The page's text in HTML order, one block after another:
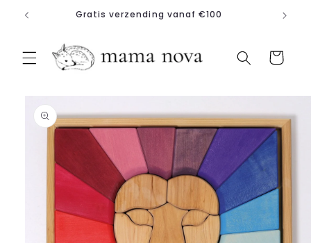
naar de Gratis verzending vanaf €100
Winkelwagen